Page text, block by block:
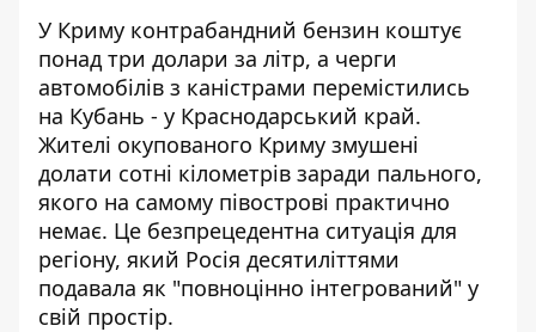
У Криму контрабандний бензин коштує
понад три долари за літр, а черги
автомобілів з каністрами перемістились
на Кубань - у Краснодарський край.
Жителі окупованого Криму змушені
долати сотні кілометрів заради пального,
якого на самому півострові практично
немає. Це безпрецедентна ситуація для
регіону, який Росія десятиліттями
подавала як "повноцінно інтегрований" у
свій простір.